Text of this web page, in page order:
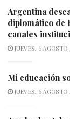
Argentina
diplomático de
canales
JUEVES, 6 AGOSTO
Mi educación
JUEVES, 6 AGOSTO